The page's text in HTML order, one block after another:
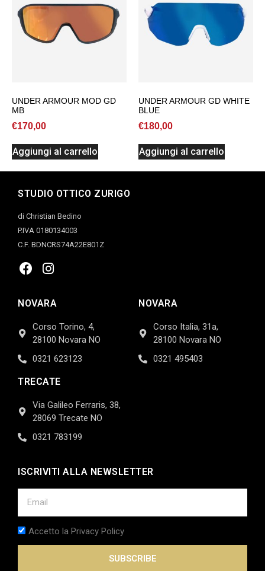
UNDER ARMOUR MOD GD
MB
€170,00
Aggiungi al carrello
UNDER ARMOUR GD WHITE
BLUE
€180,00
Aggiungi al carrello
STUDIO OTTICO ZURIGO
di Christian Bedino
P.IVA 0180134003
C.F. BDNCRS74A22E801Z
NOVARA
Corso Torino, 4,
28100 Novara NO
0321 623123
NOVARA
Corso Italia, 31a,
28100 Novara NO
0321 495403
TRECATE
Via Galileo Ferraris, 38,
28069 Trecate NO
0321 783199
ISCRIVITI ALLA NEWSLETTER
Accetto la Privacy Policy
SUBSCRIBE